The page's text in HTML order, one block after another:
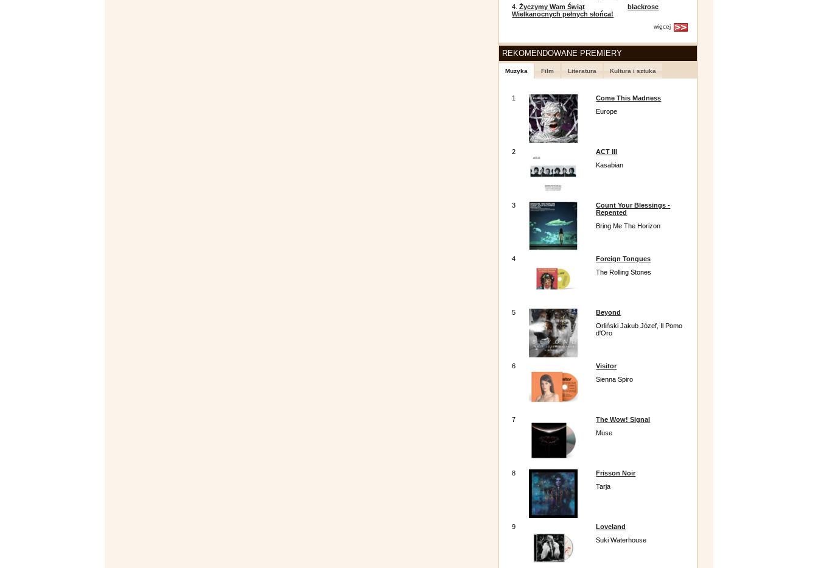
4.Życzymy Wam Świąt
Wielkanocnych pełnych słońca!
blackrose
więcej
REKOMENDOWANE PREMIERY
Muzyka Film Literatura Kultura i sztuka
1
Come This Madness
Europe
2
ACT III
Kasabian
3
Count Your Blessings -
Repented
Bring Me The Horizon
4
Foreign Tongues
The Rolling Stones
5
Beyond
Orliński Jakub Józef, Il Pomo
d'Oro
6
Visitor
Sienna Spiro
7
The Wow! Signal
Muse
8
Frisson Noir
Tarja
9
Loveland
Suki Waterhouse